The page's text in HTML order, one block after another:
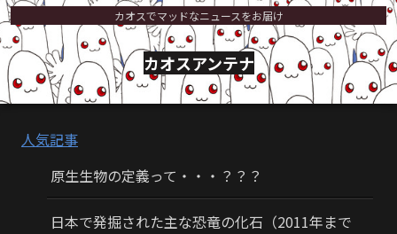
カオスでマッドなニュースをお届け
カオスアンテナ
人気記事
原生生物の定義って・・・？？？
日本で発掘された主な恐竜の化石（2011年まで